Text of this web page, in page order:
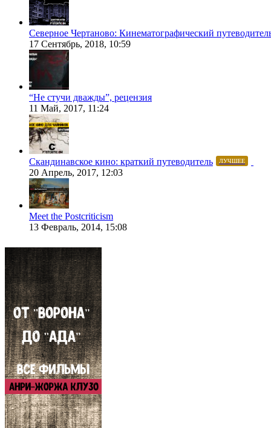
Северное Чертаново: Кинематографический
17 Сентябрь, 2018, 10:59
“Не стучи дважды”, рецензия
11 Май, 2017, 11:24
Скандинавское кино: краткий путеводитель ЛУЧШЕЕ
20 Апрель, 2017, 12:03
Meet the Postcriticism
13 Февраль, 2014, 15:08